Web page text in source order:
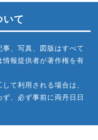
て
、写真、図版はすべて
報提供者が著作権を有
て利用される場合は、
、必ず事前に両丹日日